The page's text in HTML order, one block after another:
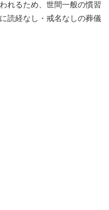
れるため、世間一般の慣習
読経なし・戒名なしの葬儀